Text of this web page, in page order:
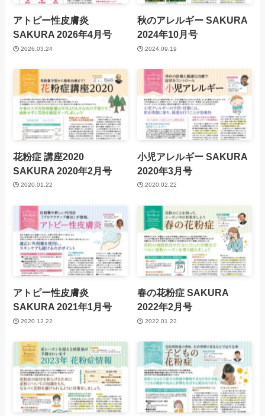
アトピー性皮膚炎
SAKURA 2026年4月号
2026.03.24
秋のアレルギー SAKURA
2024年10月号
2024.09.19
花粉症 講座2020
SAKURA 2020年2月号
2020.01.22
小児アレルギーSAKURA
2020年3月号
2020.02.22
アトピー性皮膚炎
SAKURA 2021年1月号
2020.12.22
春の花粉症 SAKURA
2022年2月号
2022.01.22